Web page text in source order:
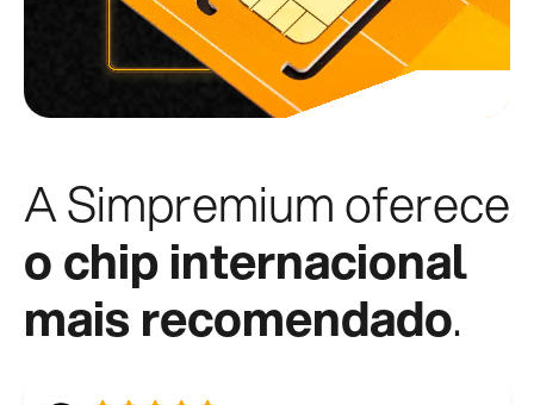
A Simpremium oferece
o chip internacional
mais recomendado.